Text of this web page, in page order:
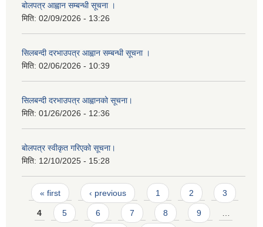
बोलपत्र आह्वान सम्बन्धी सूचना ।
मिति: 02/09/2026 - 13:26
सिलबन्दी दरभाउपत्र आह्वान सम्बन्धी सूचना ।
मिति: 02/06/2026 - 10:39
सिलबन्दी दरभाउपत्र आह्वानको सूचना।
मिति: 01/26/2026 - 12:36
बोलपत्र स्वीकृत गरिएको सूचना।
मिति: 12/10/2025 - 15:28
Pages
« first ‹ previous 1 2 3
4 5 6 7 8 9